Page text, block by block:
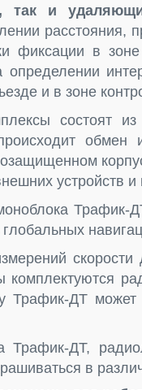
так и
расстояния,
фиксации в
определении
и в зоне
состоят
устройств и
Трафик-
глобальных
комплектуются
Трафик-ДТ
Трафик-ДТ,
в